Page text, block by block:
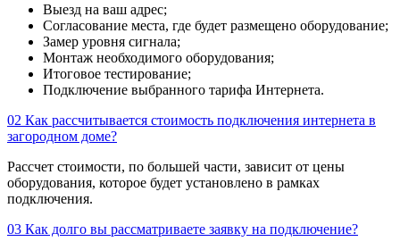
Выезд на ваш адрес;
Согласование места, где будет размещено оборудование;
Замер уровня сигнала;
Монтаж необходимого оборудования;
Итоговое тестирование;
Подключение выбранного тарифа Интернета.
02 Как рассчитывается стоимость подключения интернета в
загородном доме?
Рассчет стоимости, по большей части, зависит от цены
оборудования, которое будет установлено в рамках
подключения.
03 Как долго вы рассматриваете заявку на подключение?